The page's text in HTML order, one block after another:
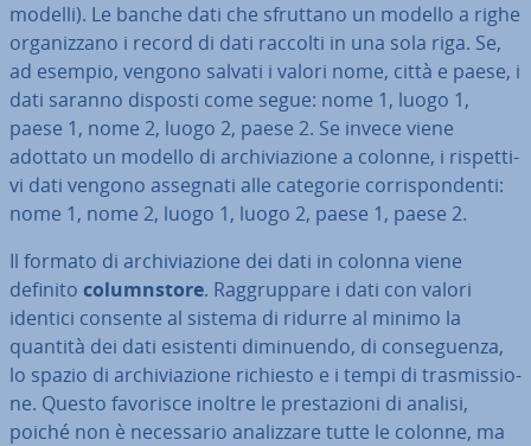
modelli). Le banche dati che sfruttano un modello a righe
or­ga­niz­za­no i record di dati raccolti in una sola riga. Se,
ad esempio, vengono salvati i valori nome, città e paese, i
dati saranno disposti come segue: nome 1, luogo 1,
paese 1, nome 2, luogo 2, paese 2. Se invece viene
adottato un modello di ar­chi­via­zio­ne a colonne, i ri­spet­ti­
vi dati vengono assegnati alle categorie cor­ri­spon­den­ti:
nome 1, nome 2, luogo 1, luogo 2, paese 1, paese 2.
Il formato di ar­chi­via­zio­ne dei dati in colonna viene
definito co­lumn­sto­re. Rag­grup­pa­re i dati con valori
identici consente al sistema di ridurre al minimo la
quantità dei dati esistenti di­mi­nuen­do, di con­se­guen­za,
lo spazio di ar­chi­via­zio­ne richiesto e i tempi di tra­smis­sio­
ne. Questo favorisce inoltre le pre­sta­zio­ni di analisi,
poiché non è ne­ces­sa­rio ana­liz­za­re tutte le colonne, ma